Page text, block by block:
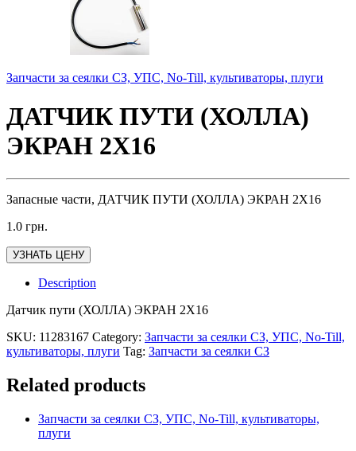
Запчасти за сеялки СЗ, УПС, No-Till, культиваторы, плуги
ДАТЧИК ПУТИ (ХОЛЛА)
ЭКРАН 2Х16
Запасные части, ДАТЧИК ПУТИ (ХОЛЛА) ЭКРАН 2Х16
1.0 грн.
УЗНАТЬ ЦЕНУ
Description
Датчик пути (ХОЛЛА) ЭКРАН 2Х16
SKU: 11283167 Category: Запчасти за сеялки СЗ, УПС, No-Till,
культиваторы, плуги Tag: Запчасти за сеялки СЗ
Related products
Запчасти за сеялки СЗ, УПС, No-Till, культиваторы,
плуги